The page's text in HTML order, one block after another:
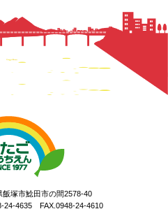
塚市鯰田市の間2578-40
24-4635 FAX.0948-24-4610